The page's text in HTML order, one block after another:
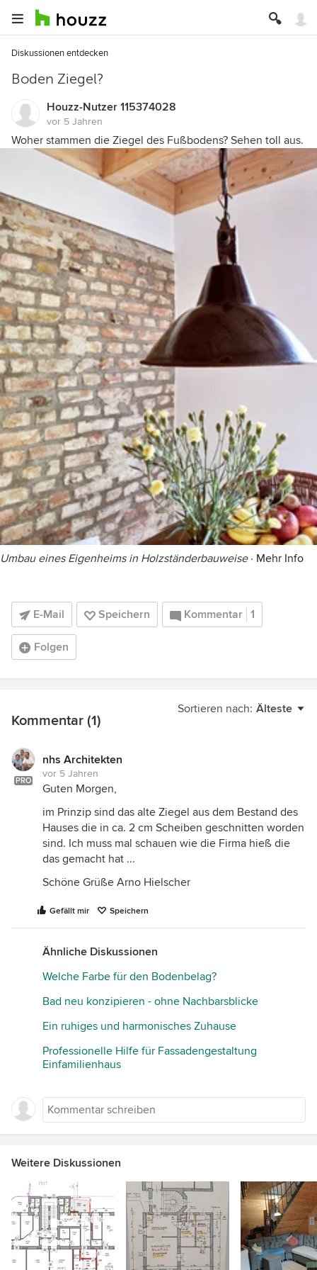
Diskussionen entdecken
Boden Ziegel?
Houzz-Nutzer 115374028
vor 5 Jahren
Woher stammen die Ziegel des Fußbodens? Sehen toll aus.
Umbau eines Eigenheims in Holzständerbauweise· Mehr Info
E-Mail Speichern Kommentar 1
Folgen
Sortieren nach: Älteste
Kommentar (1)
PRO
nhs Architekten
vor 5 Jahren
Guten Morgen,
im Prinzip sind das alte Ziegel aus dem Bestand des
Hauses die in ca. 2 cm Scheiben geschnitten worden
sind. Ich muss mal schauen wie die Firma hieß die
das gemacht hat ...
Schöne Grüße Arno Hielscher
Gefällt mir Speichern
Ähnliche Diskussionen
Welche Farbe für den Bodenbelag?
Bad neu konzipieren - ohne Nachbarsblicke
Ein ruhiges und harmonisches Zuhause
Professionelle Hilfe für Fassadengestaltung
Einfamilienhaus
Weitere Diskussionen